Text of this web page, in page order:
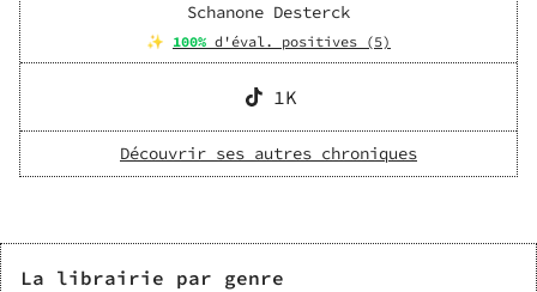
Schanone Desterck
✨ 100% d'éval. positives (5)
1K
Découvrir ses autres chroniques
La librairie par genre